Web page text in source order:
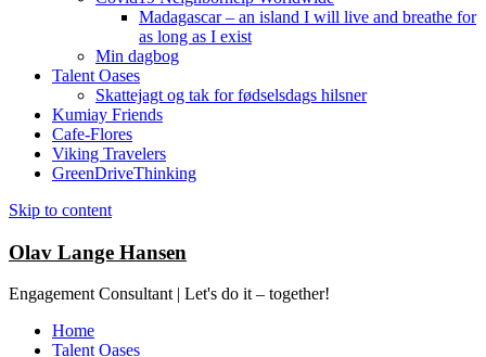
Madagascar – an island I will live and breathe for
as long as I exist
Min dagbog
Talent Oases
Skattejagt og tak for fødselsdags hilsner
Kumiay Friends
Cafe-Flores
Viking Travelers
GreenDriveThinking
Skip to content
Olav Lange Hansen
Engagement Consultant | Let's do it – together!
Home
Talent Oases